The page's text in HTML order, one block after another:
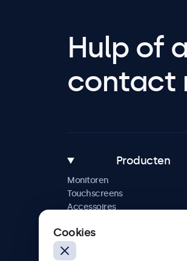
Hulp of
contact
Producten
Monitoren
Touchscreens
Accessoires
Cookies